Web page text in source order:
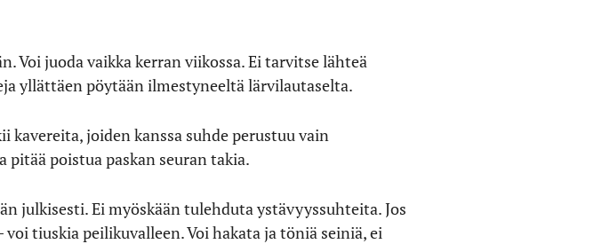
Voi juoda vaikka kerran viikossa. Ei tarvitse lähteä
yllättäen pöytään ilmestyneeltä lärvilautaselta.
kavereita, joiden kanssa suhde perustuu vain
pitää poistua paskan seuran takia.
julkisesti. Ei myöskään tulehduta ystävyyssuhteita. Jos
tiuskia peilikuvalleen. Voi hakata ja töniä seiniä, ei